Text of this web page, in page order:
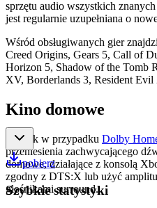
sprzętu audio wszystkich
jest regularnie uzupełniana o
Wśród obsługiwanych gier
Creed Origins, Gears 5, Call of
Horizon 5, Shadow of the Tomb
XV, Borderlands 3, Resident
Kino domowe
Tak jak w przypadku Dolby
przeniesienia zachwycającego
domowe, działające z konsolą
zgodny z DTS:X lub użyć
głośnikami surround.
pobierz
Szybkie statystyki